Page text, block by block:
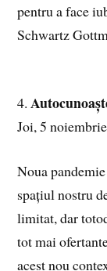
pentru a face
Schwartz
4.
Joi, 5
Noua
spațiul nostru
limitat, dar
tot mai
acest nou